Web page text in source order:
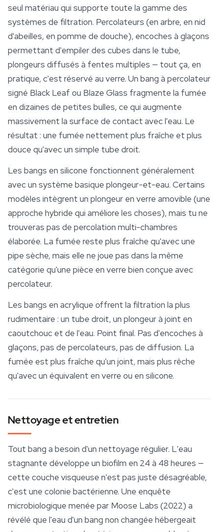
seul matériau qui supporte toute la gamme des
systèmes de filtration. Percolateurs (en arbre, en nid
d'abeilles, en pomme de douche), encoches à glaçons
permettant d'empiler des cubes dans le tube,
plongeurs diffusés à fentes multiples — tout ça, en
pratique, c'est réservé au verre. Un bang à percolateur
signé Black Leaf ou Blaze Glass fragmente la fumée
en dizaines de petites bulles, ce qui augmente
massivement la surface de contact avec l'eau. Le
résultat : une fumée nettement plus fraîche et plus
douce qu'avec un simple tube droit.
Les bangs en silicone fonctionnent généralement
avec un système basique plongeur-et-eau. Certains
modèles intègrent un plongeur en verre amovible (une
approche hybride qui améliore les choses), mais tu ne
trouveras pas de percolation multi-chambres
élaborée. La fumée reste plus fraîche qu'avec une
pipe sèche, mais elle ne joue pas dans la même
catégorie qu'une pièce en verre bien conçue avec
percolateur.
Les bangs en acrylique offrent la filtration la plus
rudimentaire : un tube droit, un plongeur à joint en
caoutchouc et de l'eau. Point final. Pas d'encoches à
glaçons, pas de percolateurs, pas de diffusion. La
fumée est plus fraîche qu'un joint, mais plus rêche
qu'avec un équivalent en verre ou en silicone.
Nettoyage et entretien
Tout bang a besoin d'un nettoyage régulier. L'eau
stagnante développe un biofilm en 24 à 48 heures —
cette couche visqueuse n'est pas juste désagréable,
c'est une colonie bactérienne. Une enquête
microbiologique menée par Moose Labs (2022) a
révélé que l'eau d'un bang non changée hébergeait